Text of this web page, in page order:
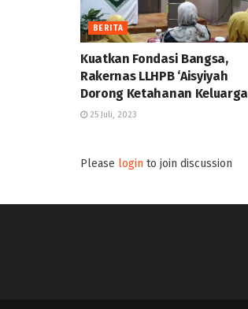
BERITA
Kuatkan Fondasi Bangsa,
Rakernas LLHPB ‘Aisyiyah
Dorong Ketahanan Keluarga
25 Juli, 2023
Please login to join discussion